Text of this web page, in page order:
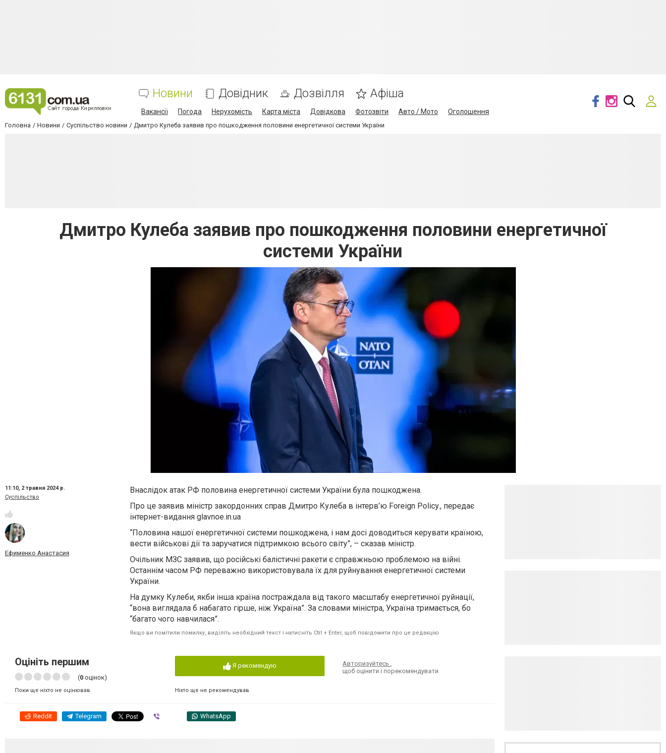
Новини Довідник Дозвілля Афіша
Вакансії Погода Нерухомість Карта міста Довідкова Фотозвіти Авто / Мото Оголошення
Головна Новини Суспільство новини Дмитро Кулеба заявив про пошкодження половини енергетичної системи України
Дмитро Кулеба заявив про пошкодження половини енергетичної
системи України
11:10, 2 травня 2024 р.
Суспільство
Ефименко Анастасия
Внаслідок атак РФ половина енергетичної системи України була пошкоджена.
Про це заявив міністр закордонних справ Дмитро Кулеба в інтерв’ю Foreign Policy., передає
інтернет-видання glavnoe.in.ua
“Половина нашої енергетичної системи пошкоджена, і нам досі доводиться керувати країною,
вести військові дії та заручатися підтримкою всього світу”, – сказав міністр.
Очільник МЗС заявив, що російські балістичні ракети є справжньою проблемою на війні.
Останнім часом РФ переважно використовувала їх для руйнування енергетичної системи
України.
На думку Кулеби, якби інша країна постраждала від такого масштабу енергетичної руйнації,
“вона виглядала б набагато гірше, ніж Україна”. За словами міністра, Україна тримається, бо
“багато чого навчилася”.
Якщо ви помітили помилку, виділіть необхідний текст і натисніть Ctrl + Enter, щоб повідомити про це редакцію
Оцініть першим
(0 оцінок)
Поки ще ніхто не оцінював
Я рекомендую
Ніхто ще не рекомендував
Авторизуйтесь,
щоб оцінити і порекомендувати
Reddit Telegram WhatsApp